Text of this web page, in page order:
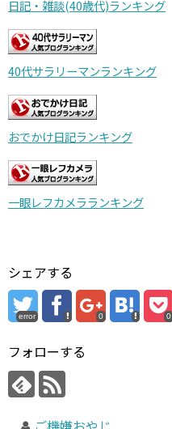
日記・雑談(40歳代)ランキング
40代サラリーマンランキング
おでかけ日記ランキング
一眼レフカメラランキング
シェアする
error 0 0
フォローする